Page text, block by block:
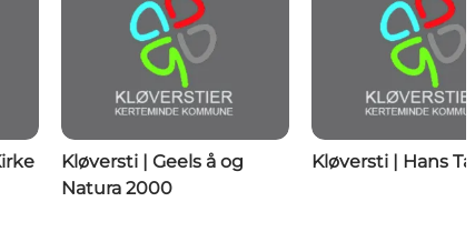
Kløversti | Geels å og
Natura 2000
Kløversti | Hans